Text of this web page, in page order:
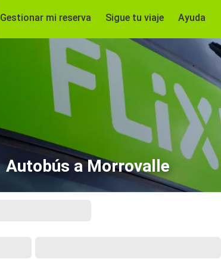
Gestionar mi reserva Sigue tu viaje Ayuda
Autobús a Morrovalle